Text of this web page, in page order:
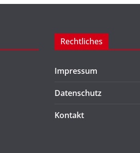
Rechtliches
Impressum
Datenschutz
Kontakt